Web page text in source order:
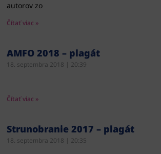
autorov zo
Čítať viac »
AMFO 2018 – plagát
18. septembra 2018 20:39
Čítať viac »
Strunobranie 2017 – plagát
18. septembra 2018 20:35